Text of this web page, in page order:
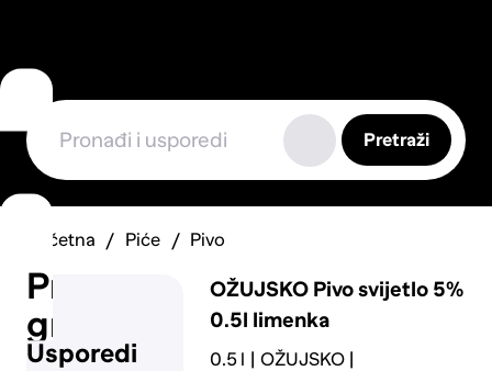
Usporedi
Prijavi
grešku
Pretraži
Početna Piće Pivo
OŽUJSKO Pivo svijetlo 5%
0.5l limenka
0.5 l
OŽUJSKO